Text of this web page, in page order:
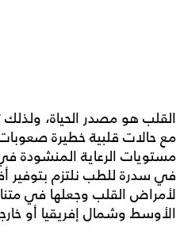
القلب هو مصدر الحياة،
مع حالات قلبية خطيرة
مستويات الرعاية
في سدرة للطب نلتزم بتوفير
لأمراض القلب وجعلها في
الأوسط وشمال إفريقيا أو